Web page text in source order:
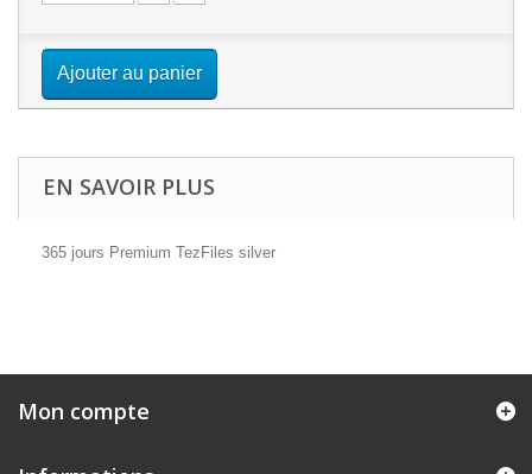
Ajouter au panier
EN SAVOIR PLUS
365 jours Premium TezFiles silver
Mon compte